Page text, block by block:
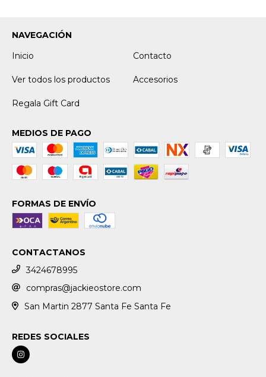
NAVEGACIÓN
Inicio
Contacto
Ver todos los productos Accesorios
Regala Gift Card
MEDIOS DE PAGO
FORMAS DE ENVÍO
CONTACTANOS
3424678995
compras@jackieostore.com
San Martin 2877 Santa Fe Santa Fe
REDES SOCIALES